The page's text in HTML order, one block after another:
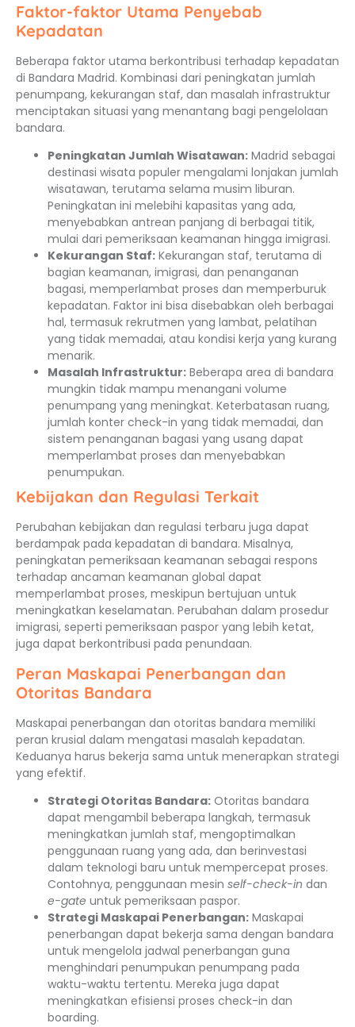
Faktor-faktor Utama Penyebab
Kepadatan
Beberapa faktor utama berkontribusi terhadap kepadatan
di Bandara Madrid. Kombinasi dari peningkatan jumlah
penumpang, kekurangan staf, dan masalah infrastruktur
menciptakan situasi yang menantang bagi pengelolaan
bandara.
Peningkatan Jumlah Wisatawan: Madrid sebagai
destinasi wisata populer mengalami lonjakan jumlah
wisatawan, terutama selama musim liburan.
Peningkatan ini melebihi kapasitas yang ada,
menyebabkan antrean panjang di berbagai titik,
mulai dari pemeriksaan keamanan hingga imigrasi.
Kekurangan Staf: Kekurangan staf, terutama di
bagian keamanan, imigrasi, dan penanganan
bagasi, memperlambat proses dan memperburuk
kepadatan. Faktor ini bisa disebabkan oleh berbagai
hal, termasuk rekrutmen yang lambat, pelatihan
yang tidak memadai, atau kondisi kerja yang kurang
menarik.
Masalah Infrastruktur: Beberapa area di bandara
mungkin tidak mampu menangani volume
penumpang yang meningkat. Keterbatasan ruang,
jumlah konter check-in yang tidak memadai, dan
sistem penanganan bagasi yang usang dapat
memperlambat proses dan menyebabkan
penumpukan.
Kebijakan dan Regulasi Terkait
Perubahan kebijakan dan regulasi terbaru juga dapat
berdampak pada kepadatan di bandara. Misalnya,
peningkatan pemeriksaan keamanan sebagai respons
terhadap ancaman keamanan global dapat
memperlambat proses, meskipun bertujuan untuk
meningkatkan keselamatan. Perubahan dalam prosedur
imigrasi, seperti pemeriksaan paspor yang lebih ketat,
juga dapat berkontribusi pada penundaan.
Peran Maskapai Penerbangan dan
Otoritas Bandara
Maskapai penerbangan dan otoritas bandara memiliki
peran krusial dalam mengatasi masalah kepadatan.
Keduanya harus bekerja sama untuk menerapkan strategi
yang efektif.
Strategi Otoritas Bandara: Otoritas bandara
dapat mengambil beberapa langkah, termasuk
meningkatkan jumlah staf, mengoptimalkan
penggunaan ruang yang ada, dan berinvestasi
dalam teknologi baru untuk mempercepat proses.
Contohnya, penggunaan mesin self-check-in dan
e-gate untuk pemeriksaan paspor.
Strategi Maskapai Penerbangan: Maskapai
penerbangan dapat bekerja sama dengan bandara
untuk mengelola jadwal penerbangan guna
menghindari penumpukan penumpang pada
waktu-waktu tertentu. Mereka juga dapat
meningkatkan efisiensi proses check-in dan
boarding.